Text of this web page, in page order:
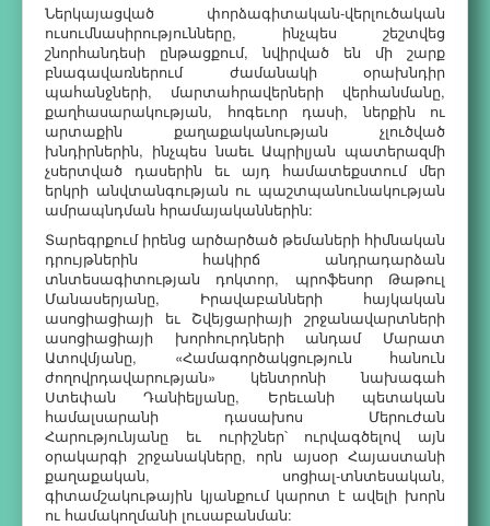
Ներկայացված փորձագիտական-վերլուծական
ուսումնասիրությունները, ինչպես շեշտվեց
շնորհանդեսի ընթացքում, նվիրված են մի շարք
բնագավառներում ժամանակի օրախնդիր
պահանջների, մարտահրավերների վերհանմանը,
քաղհասարակության, հոգեւոր դասի, ներքին ու
արտաքին քաղաքականության չլուծված
խնդիրներին, ինչպես նաեւ Ապրիլյան պատերազմի
չսերտված դասերին եւ այդ համատեքստում մեր
երկրի անվտանգության ու պաշտպանունակության
ամրապնդման հրամայականներին:
Տարեգրքում իրենց արծարծած թեմաների հիմնական
դրույթներին հակիրճ անդրադարձան
տնտեսագիտության դոկտոր, պրոֆեսոր Թաթուլ
Մանասերյանը, Իրավաբանների հայկական
ասոցիացիայի եւ Շվեյցարիայի շրջանավարտների
ասոցիացիայի խորհուրդների անդամ Մարատ
Ատովմյանը, «Համագործակցություն հանուն
ժողովրդավարության» կենտրոնի նախագահ
Ստեփան Դանիելյանը, Երեւանի պետական
համալսարանի դասախոս Մերուժան
Հարությունյանը եւ ուրիշներ՝ ուրվագծելով այն
օրակարգի շրջանակները, որն այսօր Հայաստանի
քաղաքական, սոցիալ-տնտեսական,
գիտամշակութային կյանքում կարոտ է ավելի խորն
ու համակողմանի լուսաբանման: